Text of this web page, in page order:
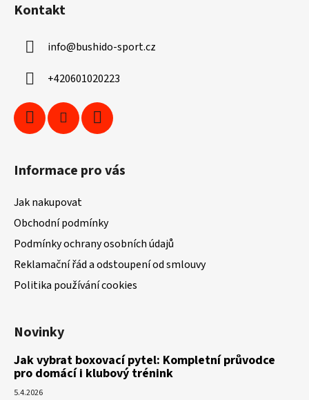
Kontakt
info@bushido-sport.cz
+420601020223
Informace pro vás
Jak nakupovat
Obchodní podmínky
Podmínky ochrany osobních údajů
Reklamační řád a odstoupení od smlouvy
Politika používání cookies
Novinky
Jak vybrat boxovací pytel: Kompletní průvodce
pro domácí i klubový trénink
5.4.2026